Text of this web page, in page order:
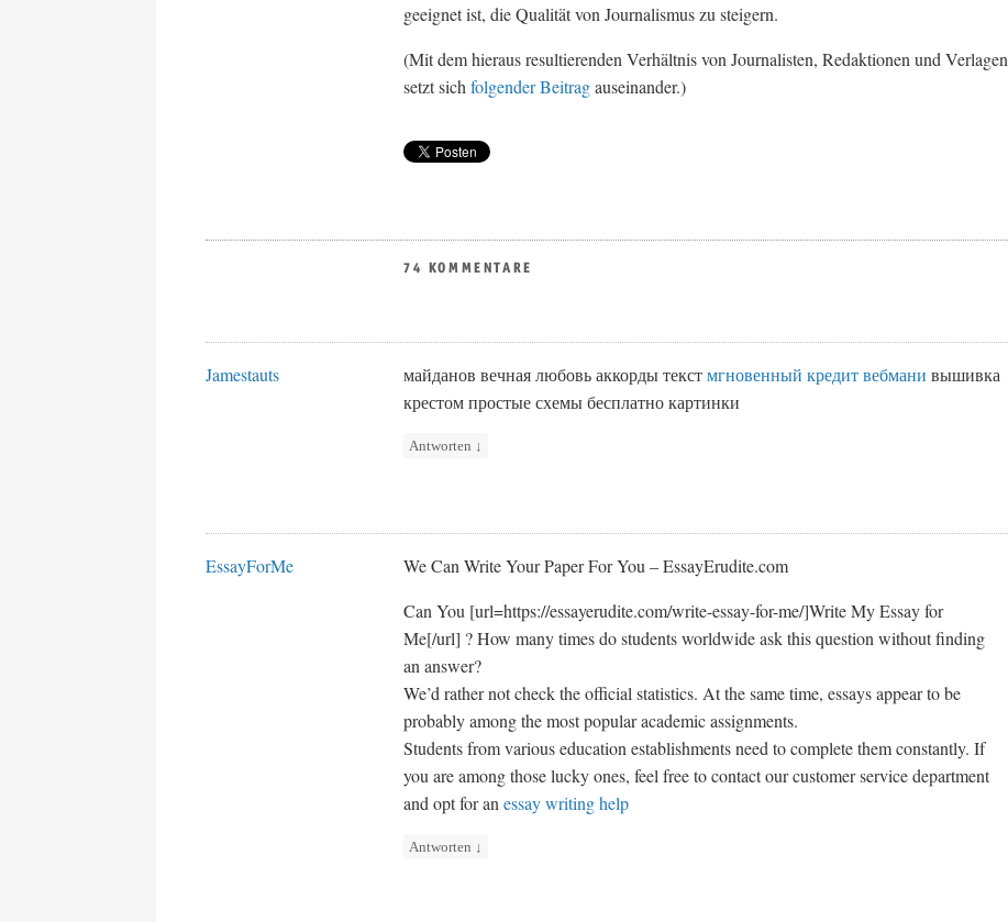
geeignet ist, die Qualität von Journalismus zu steigern.
(Mit dem hieraus resultierenden Verhältnis von Journalisten, Redaktionen und Verlagen
setzt sich folgender Beitragauseinander.)
74 KOMMENTARE
Jamestauts майданов вечная любовь аккорды текстмгновенный кредит вебмани вышивка
крестом простые схемы бесплатно картинки
Antworten ↓
EssayForMe
We Can Write Your Paper For You – EssayErudite.com
Can You [url=https://essayerudite.com/write-essay-for-me/]Write My Essay for
Me[/url] ? How many times do students worldwide ask this question without finding
an answer?
We’d rather not check the official statistics. At the same time, essays appear to be
probably among the most popular academic assignments.
Students from various education establishments need to complete them constantly. If
you are among those lucky ones, feel free to contact our customer service department
and opt for anessay writing help
Antworten ↓